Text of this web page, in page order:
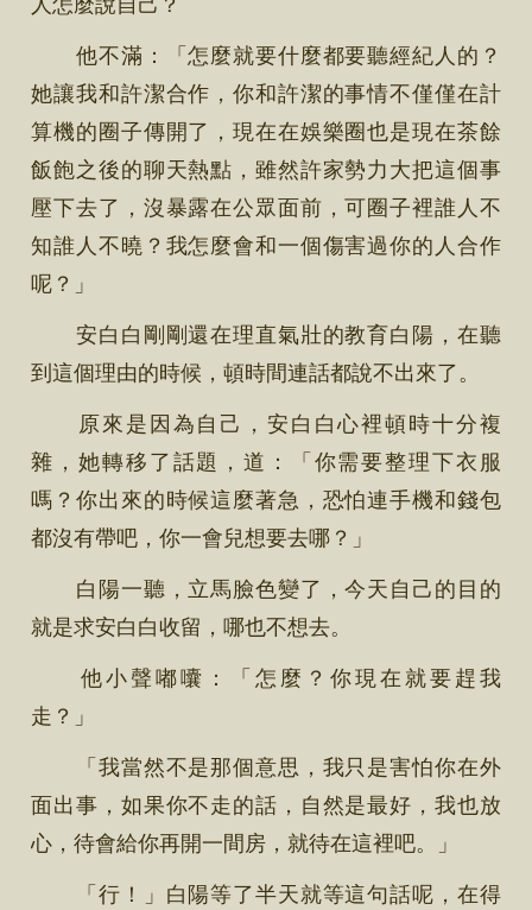
他不滿：「怎麼就要什麼都要聽經紀人的？
她讓我和許潔合作，你和許潔的事情不僅僅在計
算機的圈子傳開了，現在在娛樂圈也是現在茶餘
飯飽之後的聊天熱點，雖然許家勢力大把這個事
壓下去了，沒暴露在公眾面前，可圈子裡誰人不
知誰人不曉？我怎麼會和一個傷害過你的人合作
呢？」
安白白剛剛還在理直氣壯的教育白陽，在聽
到這個理由的時候，頓時間連話都說不出來了。
原來是因為自己，安白白心裡頓時十分複
雜，她轉移了話題，道：「你需要整理下衣服
嗎？你出來的時候這麼著急，恐怕連手機和錢包
都沒有帶吧，你一會兒想要去哪？」
白陽一聽，立馬臉色變了，今天自己的目的
就是求安白白收留，哪也不想去。
他小聲嘟囔：「怎麼？你現在就要趕我
走？」
「我當然不是那個意思，我只是害怕你在外
面出事，如果你不走的話，自然是最好，我也放
心，待會給你再開一間房，就待在這裡吧。」
「行！」白陽等了半天就等這句話呢，在得